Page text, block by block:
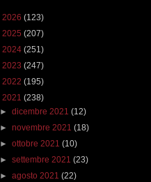
2026 (123)
2025 (207)
2024 (251)
2023 (247)
2022 (195)
2021 (238)
►dicembre 2021(12)
►novembre 2021(18)
►ottobre 2021(10)
►settembre 2021(23)
►agosto 2021(22)